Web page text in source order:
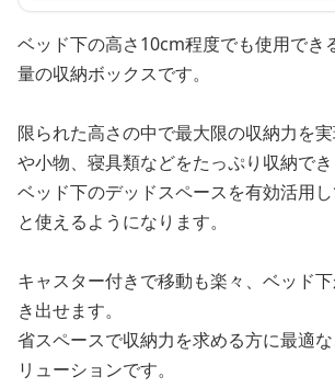
ベッド下の高さ10cm程度でも使用でき
量の収納ボックスです。
限られた高さの中で最大限の収納力を
や小物、寝具類などをたっぷり収納でき
ベッド下のデッドスペースを有効活用
と使えるようになります。
キャスター付きで移動も楽々、ベッド
き出せます。
省スペースで収納力を求める方に最適
リューションです。